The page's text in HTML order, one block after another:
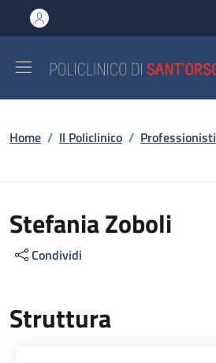
al contenuto principale
to footer content
Briciole di pane
Home / Il Policlinico / Professionisti
Stefania Zoboli
Condividi
Struttura